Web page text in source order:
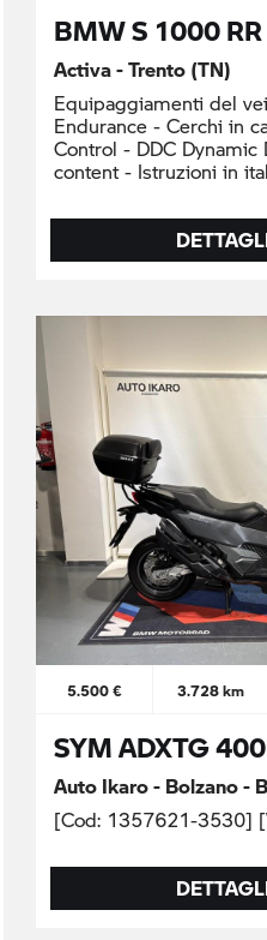
BMW S 1000 RR
Activa - Trento (TN)
Equipaggiamenti del
Endurance - Cerchi in
Control - DDC
content - Istruzioni in
5.500 € 3.728 km
SYM ADXTG 400
Auto Ikaro - Bolzano -
[Cod: 1357621-3530]